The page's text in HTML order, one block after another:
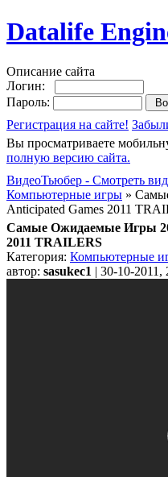
Datalife
Описание сайта
Логин:
Пароль:
Регистрация на сайте!
Вы просматриваете
полную версию сайта.
ВидеоТьюбер - Смотреть
Компьютерные игры »
Anticipated Games 2011
Самые Ожидаемые Игры
2011 TRAILERS
Категория: Компьютерные
автор: sasukec1 | 30-10-